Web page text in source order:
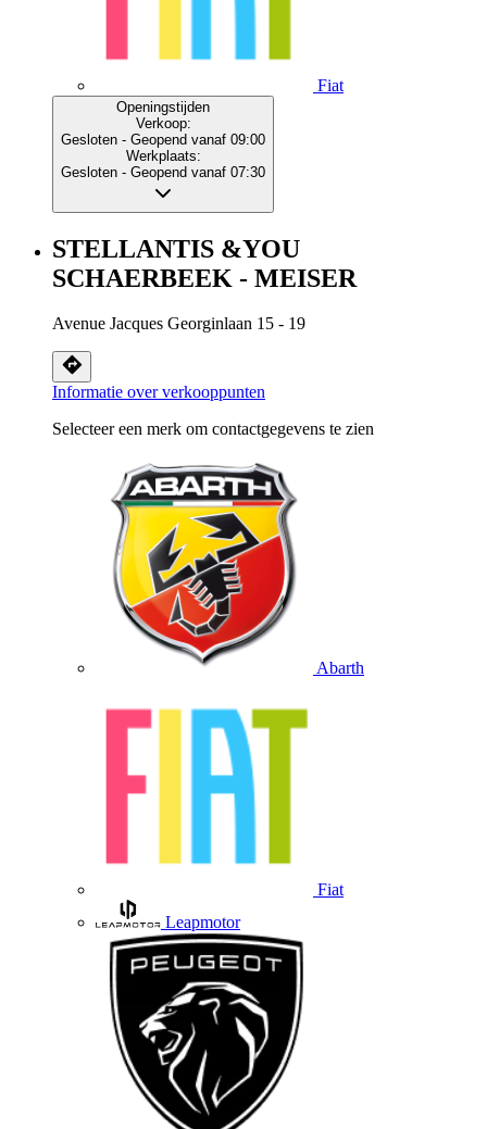
Fiat
Openingstijden
Verkoop:
Gesloten - Geopend vanaf 09:00
Werkplaats:
Gesloten - Geopend vanaf 07:30
STELLANTIS &YOU
SCHAERBEEK - MEISER
Avenue Jacques Georginlaan 15 - 19
Informatie over verkooppunten
Selecteer een merk om contactgegevens te zien
Abarth
Fiat
Leapmotor